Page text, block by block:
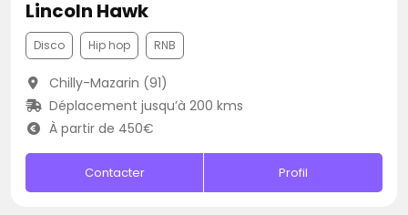
Lincoln Hawk
Disco Hip hop RNB
Chilly-Mazarin (91)
Déplacement jusqu’à 200 kms
À partir de 450€
Contacter Profil